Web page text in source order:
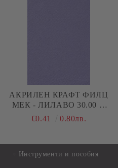
АКРИЛЕН КРАФТ ФИЛЦ
МЕК - ЛИЛАВО 30.00 Х
20.00 СМ 1,5 ММ
€0.41 0.80лв.
Инструменти и пособия